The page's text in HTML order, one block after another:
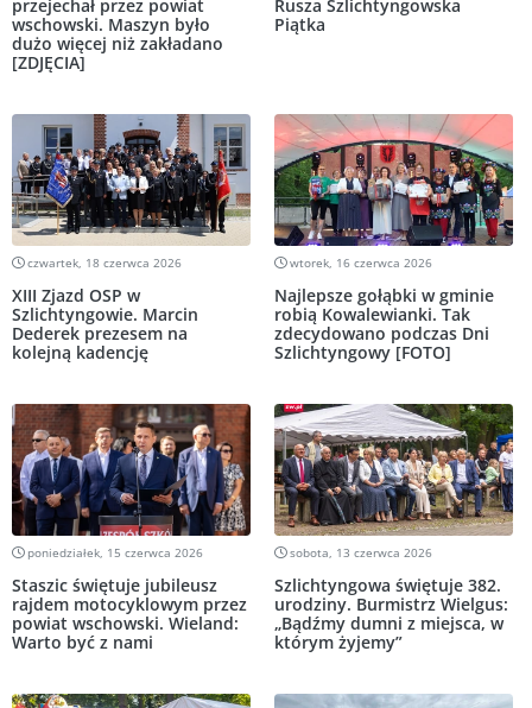
przejechał przez powiat
wschowski. Maszyn było
dużo więcej niż zakładano
[ZDJĘCIA]
Rusza Szlichtyngowska
Piątka
czwartek, 18 czerwca 2026
XIII Zjazd OSP w
Szlichtyngowie. Marcin
Dederek prezesem na
kolejną kadencję
wtorek, 16 czerwca 2026
Najlepsze gołąbki w gminie
robią Kowalewianki. Tak
zdecydowano podczas Dni
Szlichtyngowy [FOTO]
poniedziałek, 15 czerwca 2026
Staszic świętuje jubileusz
rajdem motocyklowym przez
powiat wschowski. Wieland:
Warto być z nami
sobota, 13 czerwca 2026
Szlichtyngowa świętuje 382.
urodziny. Burmistrz Wielgus:
„Bądźmy dumni z miejsca, w
którym żyjemy”